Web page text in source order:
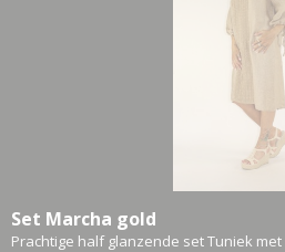
Set Marcha gold
Prachtige half glanzende set Tuniek